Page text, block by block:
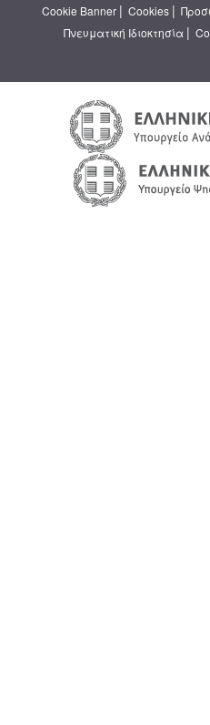
Cookie Banner | Cookies |
Πνευματική Ιδιοκτησία |